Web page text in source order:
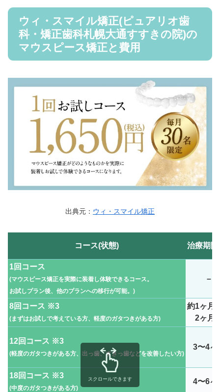
ウィ・スマイル矯正(ピュアリオ歯
科・矯正歯科札幌大通すすきの院)の
マウスピース矯正と費用
出典元： ウィ・スマイル矯正
コース(状態) 治療期
1回コース
(マウスピース矯正を実際に装着し体験できるコース。
お試しプラン後、他のプランへの移行が可能。 )
–
8回コース ※3
(まずはお試しで考えている方、軽度のガタつきがある方)
約1ヶ月
2ヶ月
12回コース ※3
(軽度のガタつきがある方、出っ歯、すきっ歯などを改善したい方)
3〜4ヶ
18回コース ※3
(中度のガタつきがある方)
4〜6ヶ
スクロールできます